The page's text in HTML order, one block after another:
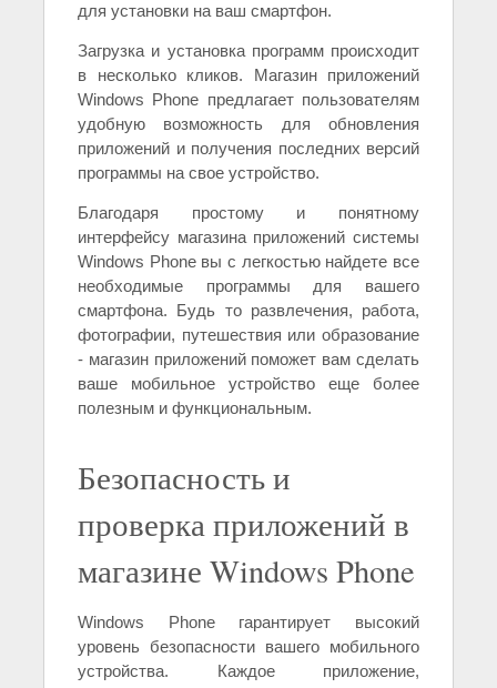
для установки на ваш смартфон.
Загрузка и установка программ происходит
в несколько кликов. Магазин приложений
Windows Phone предлагает пользователям
удобную возможность для обновления
приложений и получения последних версий
программы на свое устройство.
Благодаря простому и понятному
интерфейсу магазина приложений системы
Windows Phone вы с легкостью найдете все
необходимые программы для вашего
смартфона. Будь то развлечения, работа,
фотографии, путешествия или образование
- магазин приложений поможет вам сделать
ваше мобильное устройство еще более
полезным и функциональным.
Безопасность и
проверка приложений в
магазине Windows Phone
Windows Phone гарантирует высокий
уровень безопасности вашего мобильного
устройства. Каждое приложение,